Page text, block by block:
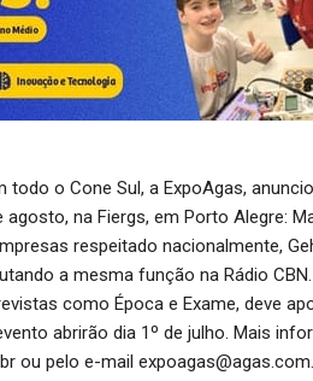
o Cone Sul, a ExpoAgas,
na Fiergs, em Porto Alegre:
respeitado nacionalmente,
a mesma função na Rádio
como Época e Exame, deve
abrirão dia 1º de julho. Mais
ou pelo e-mail